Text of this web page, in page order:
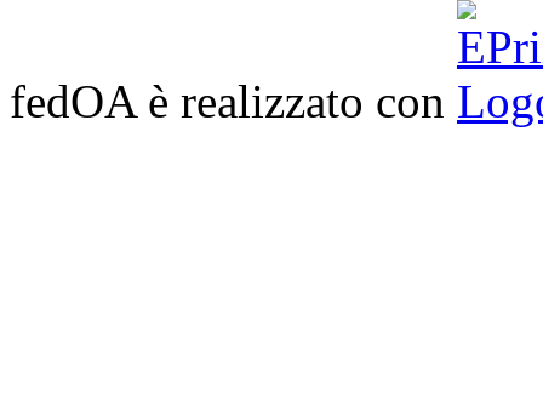
fedOA è realizzato con